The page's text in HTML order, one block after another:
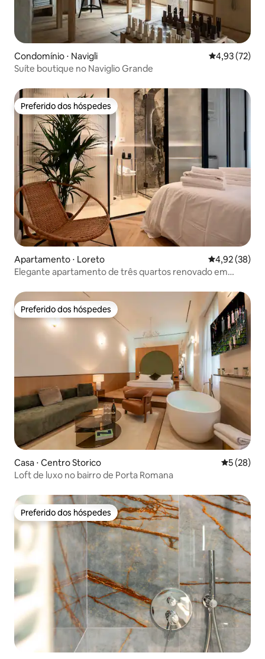
Condomínio ⋅ Navigli 4,93 de uma
4,93 (72)
Suíte boutique no Naviglio Grande
Preferido dos hóspedes
Preferido dos hóspedes
Apartamento ⋅ Loreto 4,92 de uma
4,92 (38)
Elegante apartamento de três quartos renovado em
Preferido dos hóspedes
Preferido dos hóspedes
Casa ⋅ Centro Storico 5 de uma
5 (28)
Loft de luxo no bairro de Porta Romana
Preferido dos hóspedes
Preferido dos hóspedes